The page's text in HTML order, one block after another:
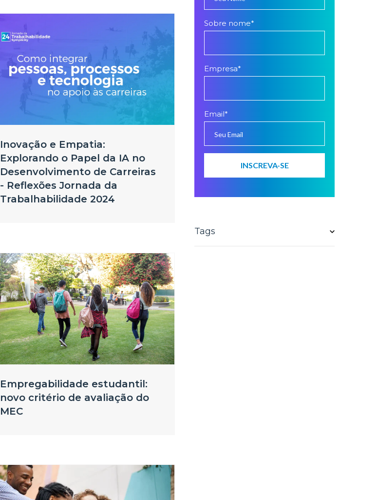
Inovação e Empatia:
Explorando o Papel da IA no
Desenvolvimento de Carreiras
- Reflexões Jornada da
Trabalhabilidade 2024
Empregabilidade estudantil:
novo critério de avaliação do
MEC
Sobre nome*
Empresa*
Email*
Tags